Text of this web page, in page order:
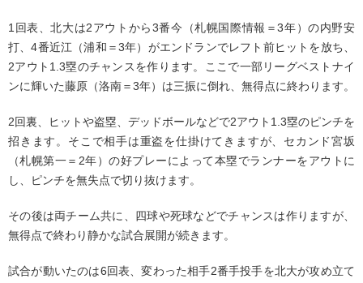
1回表、北大は2アウトから3番今（札幌国際情報＝3年）の内野安
打、4番近江（浦和＝3年）がエンドランでレフト前ヒットを放ち、
2アウト1.3塁のチャンスを作ります。ここで一部リーグベストナイ
ンに輝いた藤原（洛南＝3年）は三振に倒れ、無得点に終わります。
2回裏、ヒットや盗塁、デッドボールなどで2アウト1.3塁のピンチを
招きます。そこで相手は重盗を仕掛けてきますが、セカンド宮坂
（札幌第一＝2年）の好プレーによって本塁でランナーをアウトに
し、ピンチを無失点で切り抜けます。
その後は両チーム共に、四球や死球などでチャンスは作りますが、
無得点で終わり静かな試合展開が続きます。
試合が動いたのは6回表、変わった相手2番手投手を北大が攻め立て